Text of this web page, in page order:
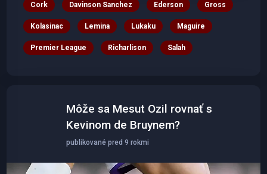
Cork Davinson Sanchez Ederson Gross
Kolasinac Lemina Lukaku Maguire
Premier League Richarlison Salah
Môže sa Mesut Ozil rovnať s
Kevinom de Bruynem?
publikované pred 9 rokmi